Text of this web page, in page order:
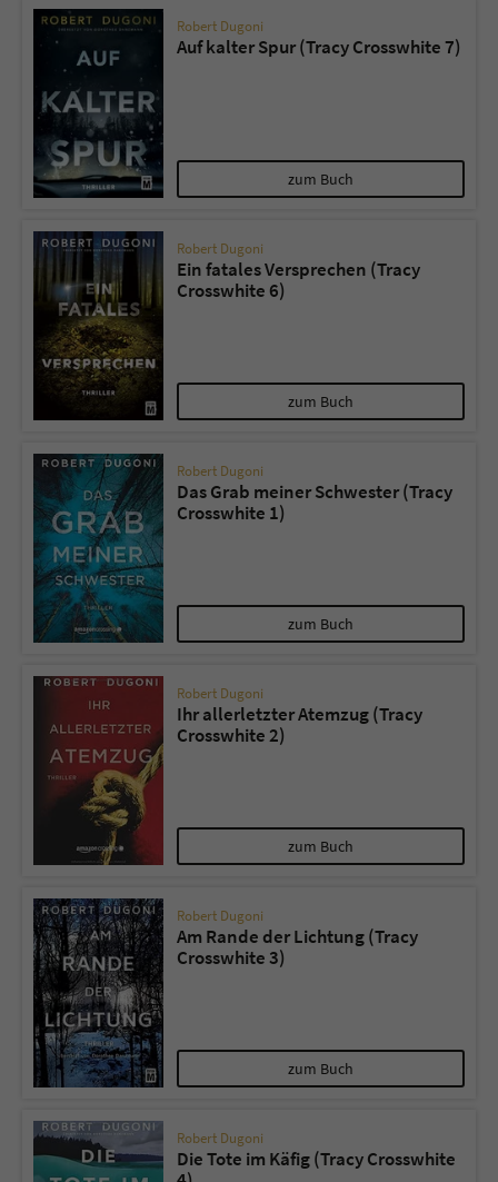
Robert Dugoni
Auf kalter Spur (Tracy Crosswhite 7)
zum Buch
Robert Dugoni
Ein fatales Versprechen (Tracy
Crosswhite 6)
zum Buch
Robert Dugoni
Das Grab meiner Schwester (Tracy
Crosswhite 1)
zum Buch
Robert Dugoni
Ihr allerletzter Atemzug (Tracy
Crosswhite 2)
zum Buch
Robert Dugoni
Am Rande der Lichtung (Tracy
Crosswhite 3)
zum Buch
Robert Dugoni
Die Tote im Käfig (Tracy Crosswhite